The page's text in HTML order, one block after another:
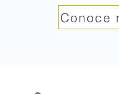
Conoce